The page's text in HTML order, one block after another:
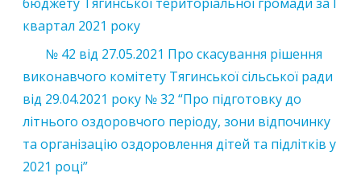
квартал 2021 року
№ 42 від 27.05.2021 Про скасування рішення
виконавчого комітету Тягинської сільської ради
від 29.04.2021 року № 32 “Про підготовку до
літнього оздоровчого періоду, зони відпочинку
та організацію оздоровлення дітей та підлітків у
2021 році”